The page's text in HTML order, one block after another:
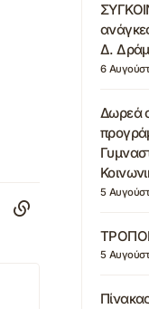
Δ.
6
Δωρεά
5
5